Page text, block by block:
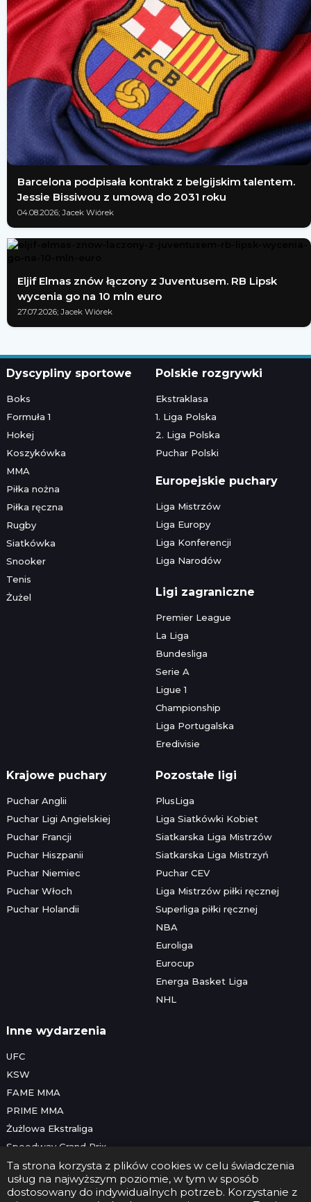
Barcelona podpisała kontrakt z belgijskim talentem.
Jessie Bissiwou z umową do 2031 roku
04.08.2026; Jacek Wiórek
Eljif Elmas znów łączony z Juventusem. RB Lipsk
wycenia go na 10 mln euro
27.07.2026; Jacek Wiórek
Ta strona korzysta z plików cookies w celu świadczenia
usług na najwyższym poziomie, w tym w sposób
dostosowany do indywidualnych potrzeb. Korzystanie z
Dyscypliny sportowe
Boks
Formuła 1
Hokej
Koszykówka
MMA
Piłka nożna
Piłka ręczna
Rugby
Siatkówka
Snooker
Tenis
Żużel
Polskie rozgrywki
Ekstraklasa
1. Liga Polska
2. Liga Polska
Puchar Polski
Europejskie puchary
Liga Mistrzów
Liga Europy
Liga Konferencji
Liga Narodów
Ligi zagraniczne
Premier League
La Liga
Bundesliga
Serie A
Ligue 1
Championship
Liga Portugalska
Eredivisie
Krajowe puchary
Puchar Anglii
Puchar Ligi Angielskiej
Puchar Francji
Puchar Hiszpanii
Puchar Niemiec
Puchar Włoch
Puchar Holandii
Pozostałe ligi
PlusLiga
Liga Siatkówki Kobiet
Siatkarska Liga Mistrzów
Siatkarska Liga Mistrzyń
Puchar CEV
Liga Mistrzów piłki ręcznej
Superliga piłki ręcznej
NBA
Euroliga
Eurocup
Energa Basket Liga
NHL
Inne wydarzenia
UFC
KSW
FAME MMA
PRIME MMA
Żużlowa Ekstraliga
Speedway Grand Prix
Skoki narciarskie